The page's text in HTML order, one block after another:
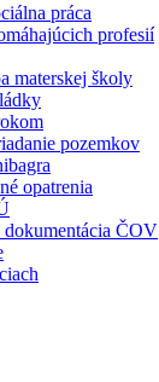
práca
profesií
materskej školy
pozemkov
opatrenia
dokumentácia ČOV